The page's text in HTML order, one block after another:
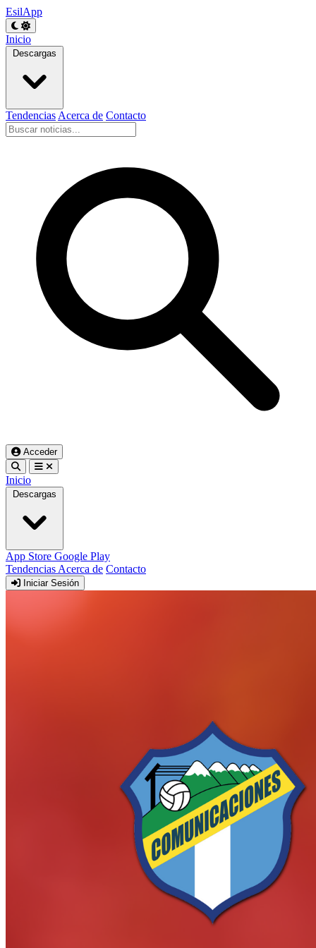
EsilApp
Inicio
Descargas
Tendencias Acerca de Contacto
Acceder
Inicio
Descargas
App Store Google Play
Tendencias Acerca de Contacto
Iniciar Sesión